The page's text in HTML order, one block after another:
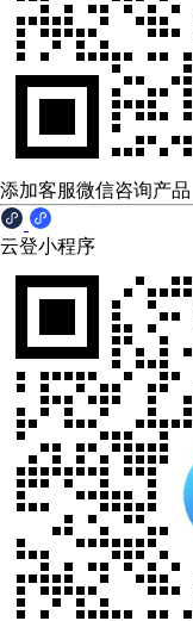
添加客服微信咨询产品
云登小程序